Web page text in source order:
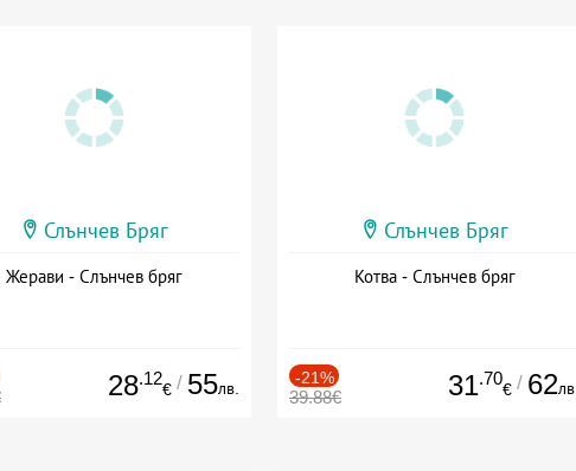
Слънчев Бряг
Жерави - Слънчев бряг
28.12
€ / 55лв.
Слънчев Бряг
Котва - Слънчев бряг
-21%
39.88€ 31.70
€ / 62лв.